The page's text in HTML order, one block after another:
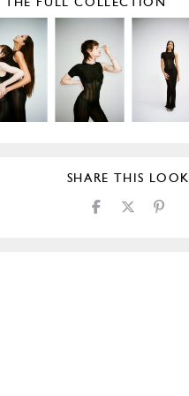
THE FULL COLLECTION
SHARE THIS LOOK